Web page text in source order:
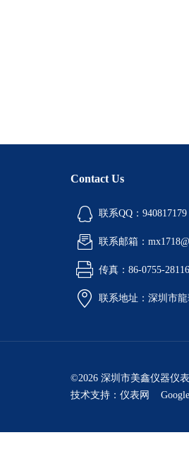
Contact Us
联系QQ：940817179
联系邮箱：
传真：86-0755-
联系地址：深圳市
©2026 深圳市美鑫仪器仪
技术支持： 仪表网